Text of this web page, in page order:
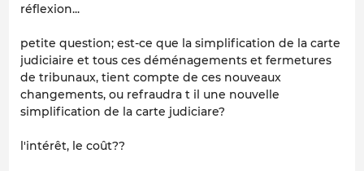
réflexion...
petite question; est-ce que la simplification de la carte
judiciaire et tous ces déménagements et fermetures
de tribunaux, tient compte de ces nouveaux
changements, ou refraudra t il une nouvelle
simplification de la carte judiciare?
l'intérêt, le coût??